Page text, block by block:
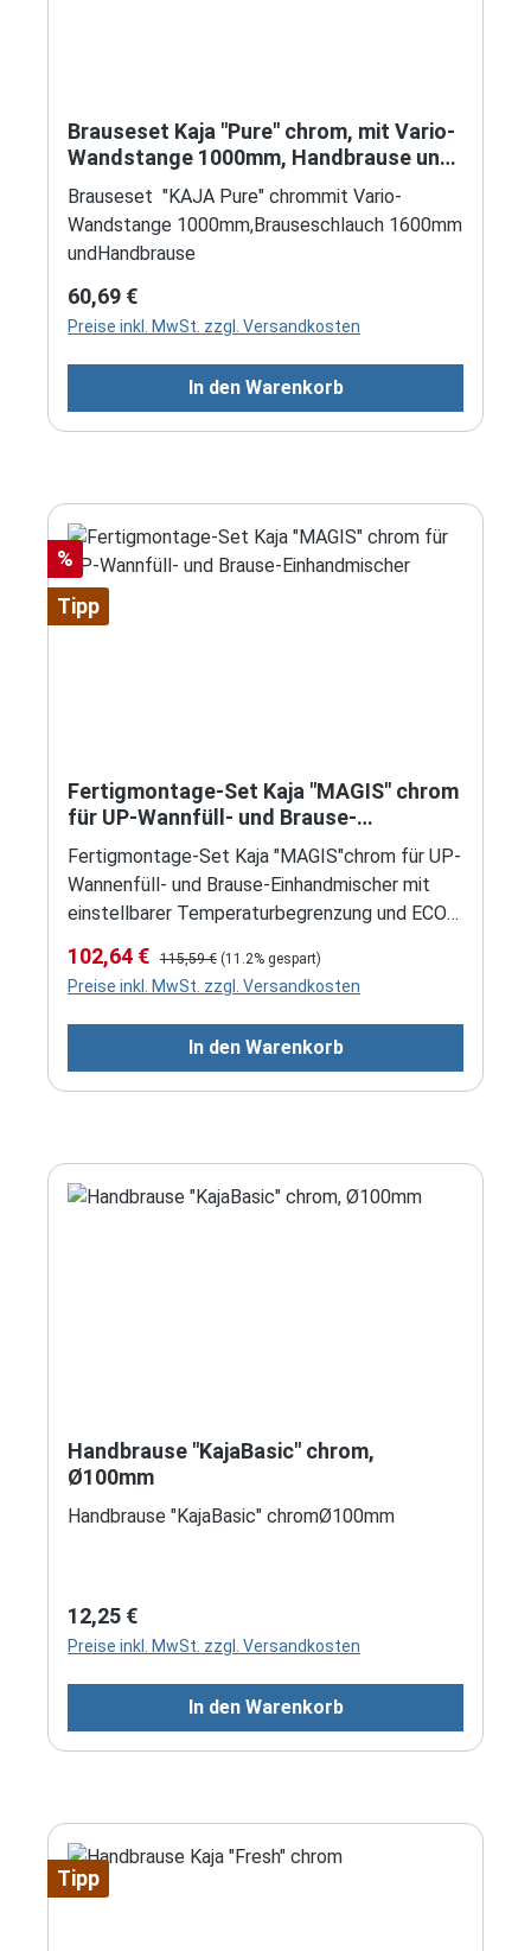
Brauseset Kaja "Pure" chrom, mit Vario-
Wandstange 1000mm, Handbrause und
Schlauch 160
Brauseset "KAJA Pure" chrommit Vario-
Wandstange 1000mm,Brauseschlauch 1600mm
undHandbrause
Regulärer Preis:
60,69 €
Preise inkl. MwSt. zzgl. Versandkosten
In den Warenkorb
Rabatt
%
Tipp
Fertigmontage-Set Kaja "MAGIS" chrom
für UP-Wannfüll- und Brause-
Einhandmischer
Fertigmontage-Set Kaja "MAGIS"chrom für UP-
Wannenfüll- und Brause-Einhandmischer mit
einstellbarer Temperaturbegrenzung und ECO-
Unterputzkörper!!!) (Bitte beachten Sie, dass
dieses Fertigset NICHT kompatibel mit älteren
Modellen ist, auf denen ein Delphin abgebildet
Verkaufspreis:
102,64 € Regulärer Preis:
115,59 € (11.2% gespart)
Preise inkl. MwSt. zzgl. Versandkosten
In den Warenkorb
Handbrause "KajaBasic" chrom,
Ø100mm
Handbrause "KajaBasic" chromØ100mm
Regulärer Preis:
12,25 €
Preise inkl. MwSt. zzgl. Versandkosten
In den Warenkorb
Tipp